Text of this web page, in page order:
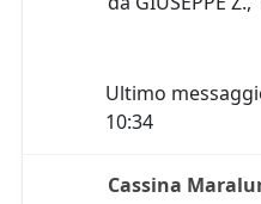
Ultimo
10:34
Cassina